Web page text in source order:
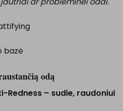
bazė
odą
Redness – sudie, raudoniui